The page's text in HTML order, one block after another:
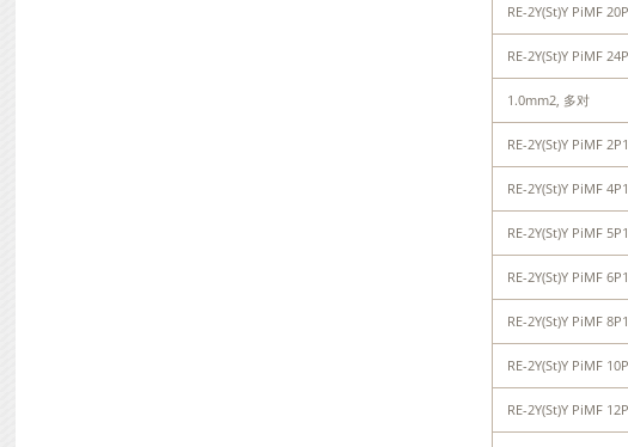
RE-2Y(St)Y PiMF
RE-2Y(St)Y PiMF
1.0mm2, 多对
RE-2Y(St)Y PiMF
RE-2Y(St)Y PiMF
RE-2Y(St)Y PiMF
RE-2Y(St)Y PiMF
RE-2Y(St)Y PiMF
RE-2Y(St)Y PiMF
RE-2Y(St)Y PiMF